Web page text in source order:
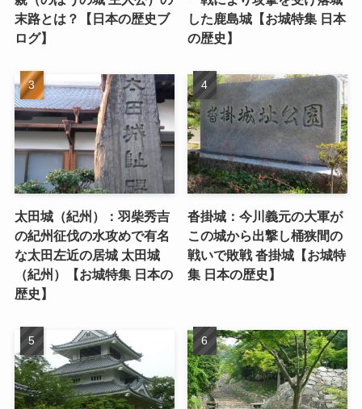
末路とは？【日本の歴史ブ
ログ】
した鹿島城【お城特集 日本
の歴史】
太田城（紀州）：羽柴秀吉
の紀州征伐の水攻めで有名
な太田左近の居城 太田城
（紀州）【お城特集 日本の
歴史】
沓掛城：今川義元の大軍が
この城から出撃し桶狭間の
戦いで敗戦 沓掛城【お城特
集 日本の歴史】